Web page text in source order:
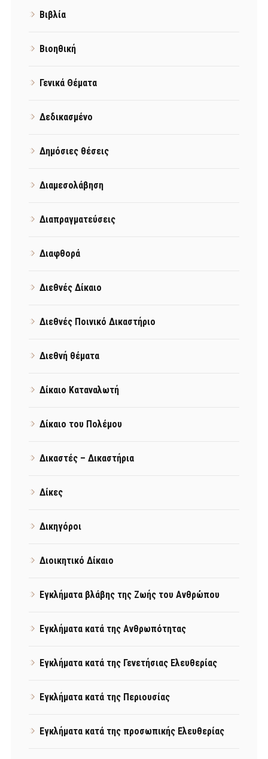
Βιβλία
Βιοηθική
Γενικά Θέματα
Δεδικασμένο
Δημόσιες θέσεις
Διαμεσολάβηση
Διαπραγματεύσεις
Διαφθορά
Διεθνές Δίκαιο
Διεθνές Ποινικό Δικαστήριο
Διεθνή θέματα
Δίκαιο Καταναλωτή
Δίκαιο του Πολέμου
Δικαστές – Δικαστήρια
Δίκες
Δικηγόροι
Διοικητικό Δίκαιο
Εγκλήματα βλάβης της Ζωής του Ανθρώπου
Εγκλήματα κατά της Ανθρωπότητας
Εγκλήματα κατά της Γενετήσιας Ελευθερίας
Εγκλήματα κατά της Περιουσίας
Εγκλήματα κατά της προσωπικής Ελευθερίας